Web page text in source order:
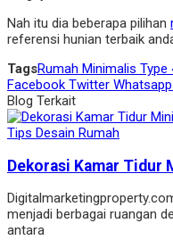
Nah itu dia beberapa pilihan
referensi hunian terbaik
TagsRumah Minimalis Type
Facebook Twitter Whatsapp
Blog Terkait
Tips Desain Rumah
Dekorasi Kamar Tidur
menjadi berbagai ruangan
antara